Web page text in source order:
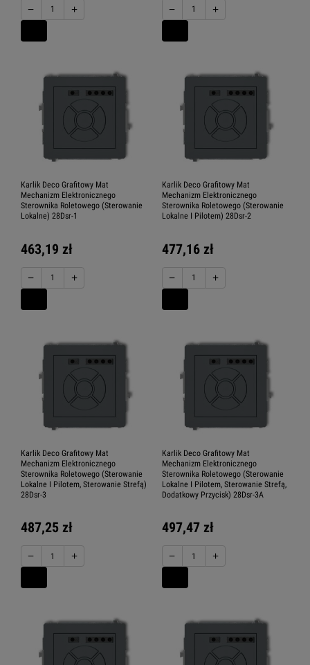
− + − +
Karlik Deco Grafitowy Mat
Mechanizm Elektronicznego
Sterownika Roletowego (Sterowanie
Lokalne) 28Dsr-1
463,19 zł
− +
Karlik Deco Grafitowy Mat
Mechanizm Elektronicznego
Sterownika Roletowego (Sterowanie
Lokalne I Pilotem) 28Dsr-2
477,16 zł
− +
Karlik Deco Grafitowy Mat
Mechanizm Elektronicznego
Sterownika Roletowego (Sterowanie
Lokalne I Pilotem, Sterowanie Strefą)
28Dsr-3
487,25 zł
− +
Karlik Deco Grafitowy Mat
Mechanizm Elektronicznego
Sterownika Roletowego (Sterowanie
Lokalne I Pilotem, Sterowanie Strefą,
Dodatkowy Przycisk) 28Dsr-3A
497,47 zł
− +